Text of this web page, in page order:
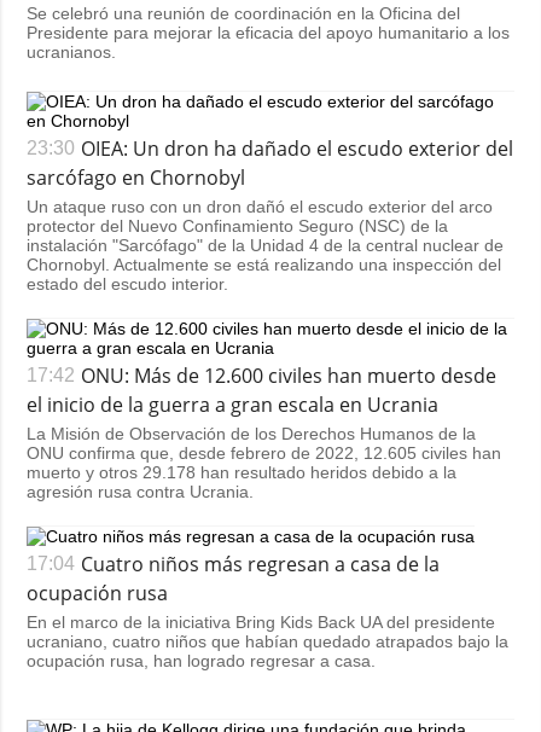
Se celebró una reunión de coordinación en la Oficina del
Presidente para mejorar la eficacia del apoyo humanitario a los
ucranianos.
23:30 OIEA: Un dron ha dañado el escudo exterior del
sarcófago en Chornobyl
Un ataque ruso con un dron dañó el escudo exterior del arco
protector del Nuevo Confinamiento Seguro (NSC) de la
instalación "Sarcófago" de la Unidad 4 de la central nuclear de
Chornobyl. Actualmente se está realizando una inspección del
estado del escudo interior.
17:42 ONU: Más de 12.600 civiles han muerto desde
el inicio de la guerra a gran escala en Ucrania
La Misión de Observación de los Derechos Humanos de la
ONU confirma que, desde febrero de 2022, 12.605 civiles han
muerto y otros 29.178 han resultado heridos debido a la
agresión rusa contra Ucrania.
17:04 Cuatro niños más regresan a casa de la
ocupación rusa
En el marco de la iniciativa Bring Kids Back UA del presidente
ucraniano, cuatro niños que habían quedado atrapados bajo la
ocupación rusa, han logrado regresar a casa.